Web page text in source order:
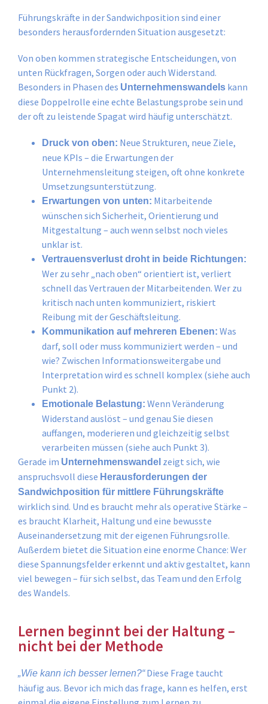
Führungskräfte in der Sandwichposition sind einer
besonders herausfordernden Situation ausgesetzt:
Von oben kommen strategische Entscheidungen, von
unten Rückfragen, Sorgen oder auch Widerstand.
Besonders in Phasen des Unternehmenswandels kann
diese Doppelrolle eine echte Belastungsprobe sein und
der oft zu leistende Spagat wird häufig unterschätzt.
Druck von oben: Neue Strukturen, neue Ziele,
neue KPIs – die Erwartungen der
Unternehmensleitung steigen, oft ohne konkrete
Umsetzungsunterstützung.
Erwartungen von unten: Mitarbeitende
wünschen sich Sicherheit, Orientierung und
Mitgestaltung – auch wenn selbst noch vieles
unklar ist.
Vertrauensverlust droht in beide Richtungen:
Wer zu sehr „nach oben“ orientiert ist, verliert
schnell das Vertrauen der Mitarbeitenden. Wer zu
kritisch nach unten kommuniziert, riskiert
Reibung mit der Geschäftsleitung.
Kommunikation auf mehreren Ebenen: Was
darf, soll oder muss kommuniziert werden – und
wie? Zwischen Informationsweitergabe und
Interpretation wird es schnell komplex (siehe auch
Punkt 2).
Emotionale Belastung: Wenn Veränderung
Widerstand auslöst – und genau Sie diesen
auffangen, moderieren und gleichzeitig selbst
verarbeiten müssen (siehe auch Punkt 3).
Gerade im Unternehmenswandel zeigt sich, wie
anspruchsvoll diese Herausforderungen der
Sandwichposition für mittlere Führungskräfte
wirklich sind. Und es braucht mehr als operative Stärke –
es braucht Klarheit, Haltung und eine bewusste
Auseinandersetzung mit der eigenen Führungsrolle.
Außerdem bietet die Situation eine enorme Chance: Wer
diese Spannungsfelder erkennt und aktiv gestaltet, kann
viel bewegen – für sich selbst, das Team und den Erfolg
des Wandels.
Lernen beginnt bei der Haltung –
nicht bei der Methode
„Wie kann ich besser lernen?“Diese Frage taucht
häufig aus. Bevor ich mich das frage, kann es helfen, erst